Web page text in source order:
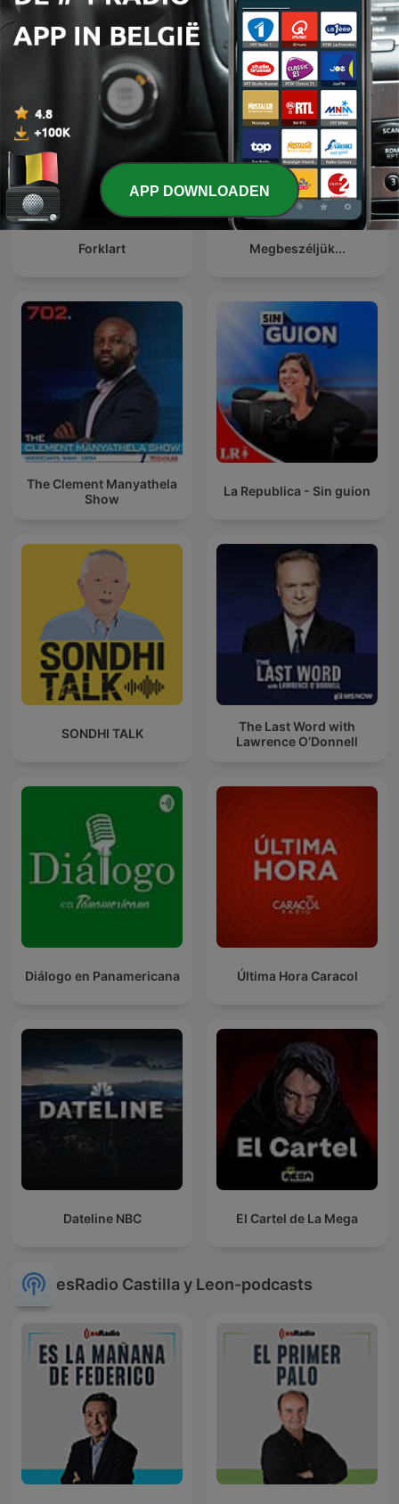
24 Oras Podcast Genstart
Forklart Megbeszéljük...
The Clement Manyathela
Show
La Republica - Sin guion
SONDHI TALK
The Last Word with
Lawrence O’Donnell
Diálogo en Panamericana Última Hora Caracol
Dateline NBC El Cartel de La Mega
esRadio Castilla y Leon-podcasts
APP DOWNLOADEN